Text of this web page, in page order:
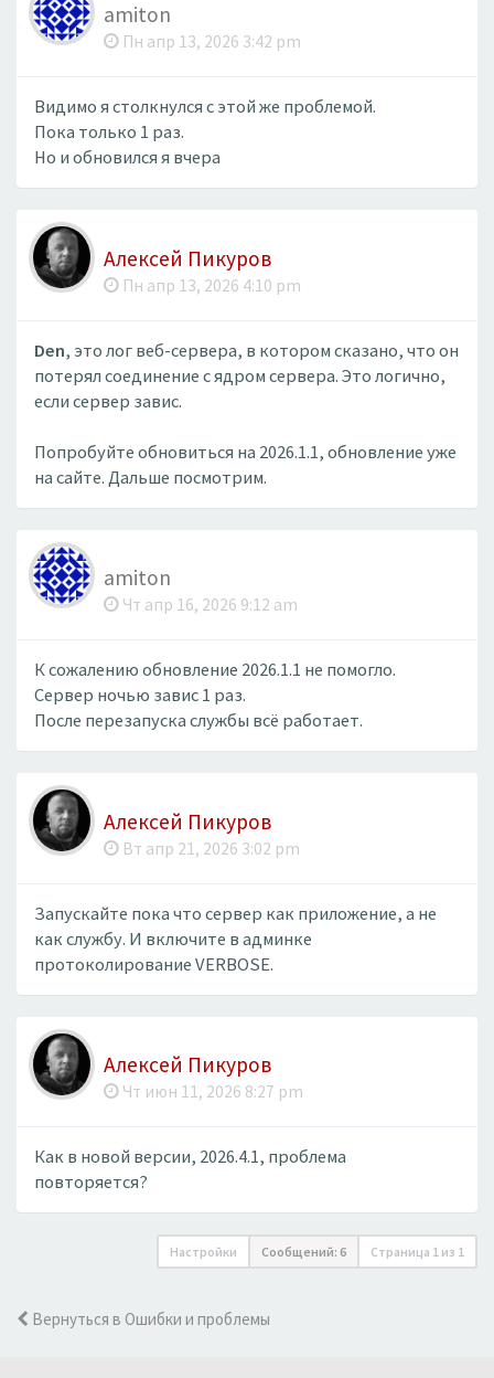
amiton
Пн апр 13, 2026 3:42 pm
Видимо я столкнулся с этой же проблемой.
Пока только 1 раз.
Но и обновился я вчера
Алексей Пикуров
Пн апр 13, 2026 4:10 pm
Den, это лог веб-сервера, в котором сказано, что он
потерял соединение с ядром сервера. Это логично,
если сервер завис.
Попробуйте обновиться на 2026.1.1, обновление уже
на сайте. Дальше посмотрим.
amiton
Чт апр 16, 2026 9:12 am
К сожалению обновление 2026.1.1 не помогло.
Сервер ночью завис 1 раз.
После перезапуска службы всё работает.
Алексей Пикуров
Вт апр 21, 2026 3:02 pm
Запускайте пока что сервер как приложение, а не
как службу. И включите в админке
протоколирование VERBOSE.
Алексей Пикуров
Чт июн 11, 2026 8:27 pm
Как в новой версии, 2026.4.1, проблема
повторяется?
Настройки Сообщений: 6 Страница 1 из 1
Вернуться в Ошибки и проблемы